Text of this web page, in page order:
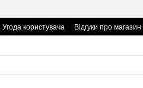
Угода користувача Відгуки про магазин